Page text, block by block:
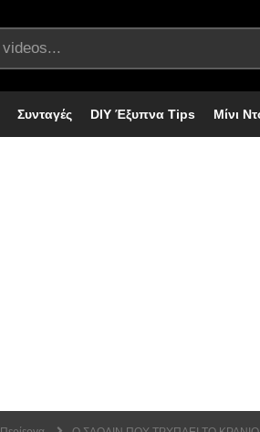
Συνταγές DIY Έξυπνα Tips Μίνι